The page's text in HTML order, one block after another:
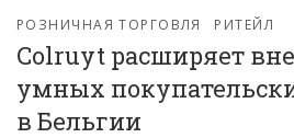
РОЗНИЧНАЯ ТОРГОВЛЯ РИТЕЙЛ
Colruyt расширяет
умных
в Бельгии